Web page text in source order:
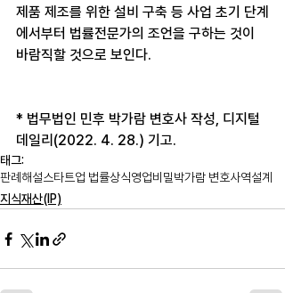
제품 제조를 위한 설비 구축 등 사업 초기 단계
에서부터 법률전문가의 조언을 구하는 것이
바람직할 것으로 보인다.
* 법무법인 민후 박가람 변호사 작성, 디지털
데일리(2022. 4. 28.) 기고.
태그:
판례해설스타트업 법률상식영업비밀박가람 변호사역설계
지식재산(IP)